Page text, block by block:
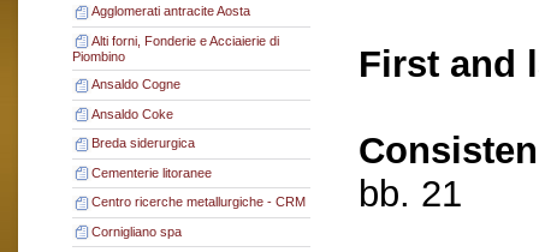
Agglomerati antracite Aosta
Alti forni, Fonderie e Acciaierie di
Piombino
Ansaldo Cogne
Ansaldo Coke
Breda siderurgica
Cementerie litoranee
Centro ricerche metallurgiche - CRM
Cornigliano spa
First and
bb. 21